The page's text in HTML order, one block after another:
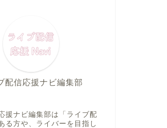
配信応援ナビ編集部
援ナビ編集部は「ライブ配
る方や、ライバーを目指し